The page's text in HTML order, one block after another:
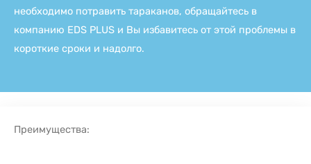
необходимо потравить тараканов, обращайтесь в
компанию EDS PLUS и Вы избавитесь от этой проблемы в
короткие сроки и надолго.
Преимущества: